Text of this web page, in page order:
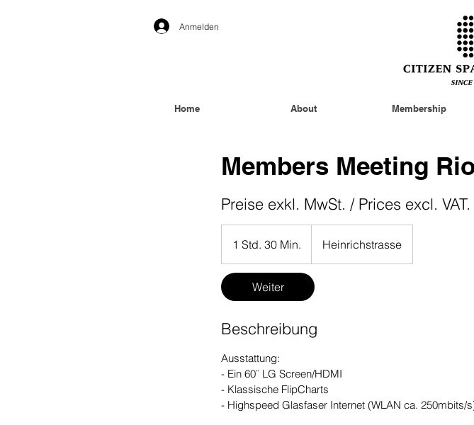
Anmelden
Home About Membership
Members Meeting
Preise exkl. MwSt. / Prices excl. VAT.
1 Std. 30 Min.
S
d
0
n
.
Heinrichstrasse
Weiter
Beschreibung
Ausstattung:
- Ein 60¨ LG Screen/HDMI
- Klassische FlipCharts
- Highspeed Glasfaser Internet (WLAN ca. 250mbits/